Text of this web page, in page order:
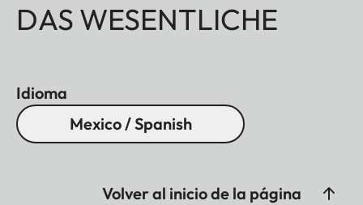
DAS WESENTLICHE
Idioma
Mexico / Spanish
Volver al inicio de la página